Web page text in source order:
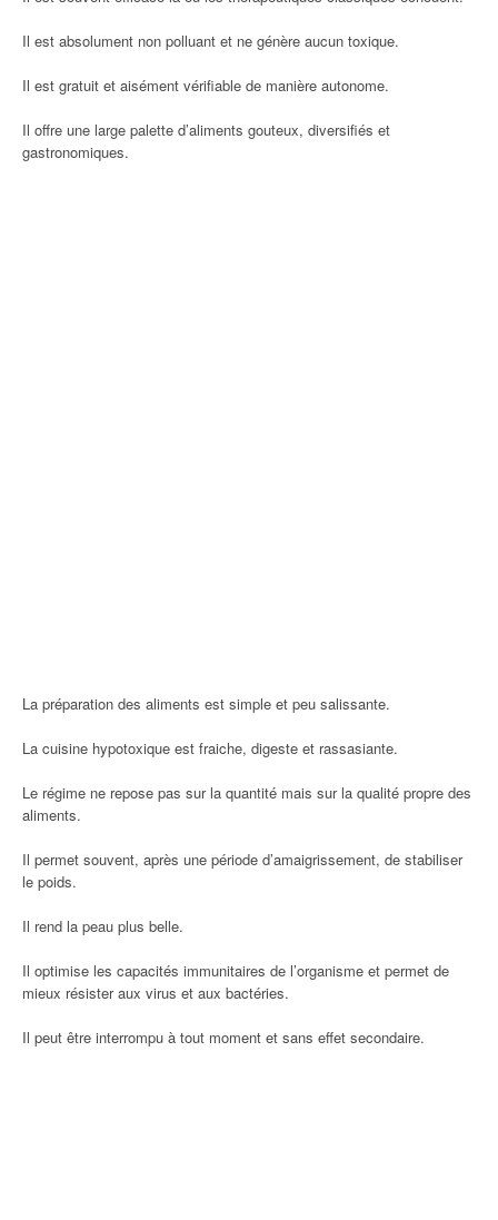
Il est absolument non polluant et ne génère aucun toxique.
Il est gratuit et aisément vérifiable de manière autonome.
Il offre une large palette d’aliments gouteux, diversifiés et
gastronomiques.
La préparation des aliments est simple et peu salissante.
La cuisine hypotoxique est fraiche, digeste et rassasiante.
Le régime ne repose pas sur la quantité mais sur la qualité propre des
aliments.
Il permet souvent, après une période d’amaigrissement, de stabiliser
le poids.
Il rend la peau plus belle.
Il optimise les capacités immunitaires de l’organisme et permet de
mieux résister aux virus et aux bactéries.
Il peut être interrompu à tout moment et sans effet secondaire.